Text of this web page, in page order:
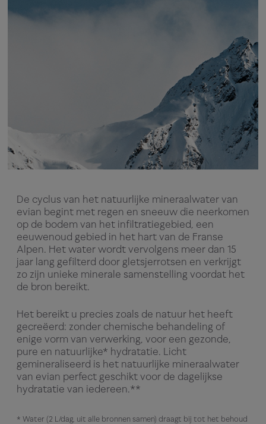
De cyclus van het natuurlijke mineraalwater van
evian begint met regen en sneeuw die neerkomen
op de bodem van het infiltratiegebied, een
eeuwenoud gebied in het hart van de Franse
Alpen. Het water wordt vervolgens meer dan 15
jaar lang gefilterd door gletsjerrotsen en verkrijgt
zo zijn unieke minerale samenstelling voordat het
de bron bereikt.
Het bereikt u precies zoals de natuur het heeft
gecreëerd: zonder chemische behandeling of
enige vorm van verwerking, voor een gezonde,
pure en natuurlijke* hydratatie. Licht
gemineraliseerd is het natuurlijke mineraalwater
van evian perfect geschikt voor de dagelijkse
hydratatie van iedereen.**
* Water (2 L/dag, uit alle bronnen samen) draagt bij tot het behoud